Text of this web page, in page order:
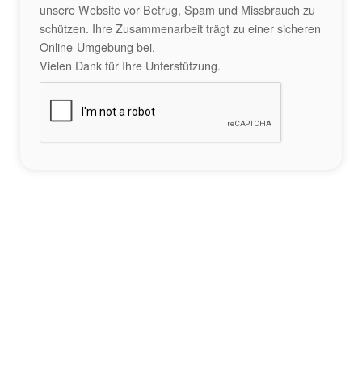
unsere Website vor Betrug, Spam und Missbrauch zu
schützen. Ihre Zusammenarbeit trägt zu einer sicheren
Online-Umgebung bei.
Vielen Dank für Ihre Unterstützung.